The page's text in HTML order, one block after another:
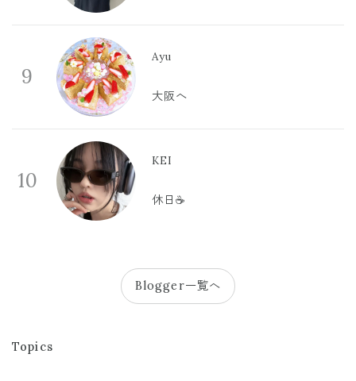
9
Ayu
大阪へ
10
KEI
休日☕️
Blogger一覧へ
Topics